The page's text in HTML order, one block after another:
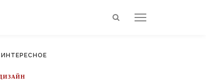
ИНТЕРЕСНОЕ